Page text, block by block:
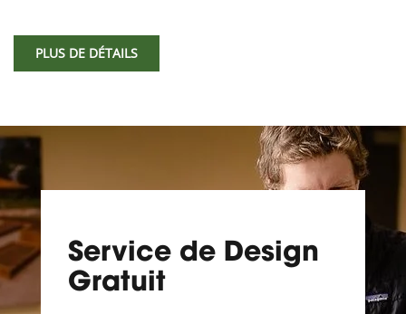
PLUS DE DÉTAILS
Service de Design
Gratuit